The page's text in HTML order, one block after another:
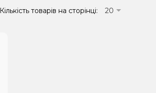
Кількість товарів на сторінці: 20